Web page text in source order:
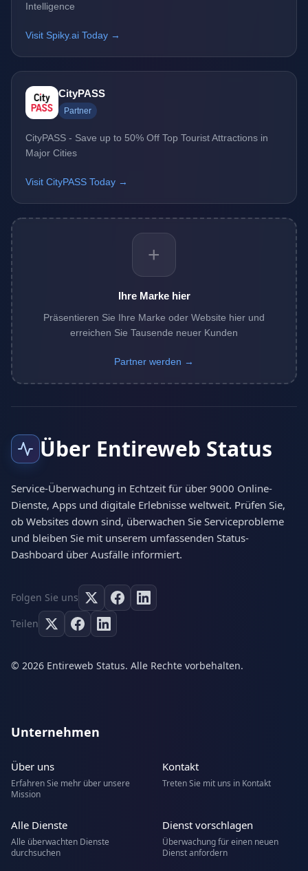
Intelligence
Visit Spiky.ai Today →
CityPASS
Partner
CityPASS - Save up to 50% Off Top Tourist Attractions in
Major Cities
Visit CityPASS Today →
+
Ihre Marke hier
Präsentieren Sie Ihre Marke oder Website hier und
erreichen Sie Tausende neuer Kunden
Partner werden →
Über Entireweb Status
Service-Überwachung in Echtzeit für über 9000 Online-
Dienste, Apps und digitale Erlebnisse weltweit. Prüfen Sie,
ob Websites down sind, überwachen Sie Serviceprobleme
und bleiben Sie mit unserem umfassenden Status-
Dashboard über Ausfälle informiert.
Folgen Sie uns
Teilen
© 2026 Entireweb Status. Alle Rechte vorbehalten.
Unternehmen
Über uns
Erfahren Sie mehr über unsere
Mission
Kontakt
Treten Sie mit uns in Kontakt
Alle Dienste
Alle überwachten Dienste
durchsuchen
Dienst vorschlagen
Überwachung für einen neuen
Dienst anfordern